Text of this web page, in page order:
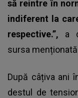
să reintre în
indiferent la
respective.”, a
sursa
După câțiva ani
destul de